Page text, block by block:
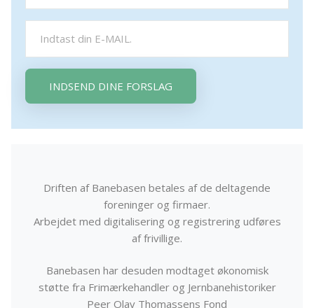
INDSEND DINE FORSLAG
Driften af Banebasen betales af de deltagende
foreninger og firmaer.
Arbejdet med digitalisering og registrering udføres
af frivillige.
Banebasen har desuden modtaget økonomisk
støtte fra Frimærkehandler og Jernbanehistoriker
Peer Olav Thomassens Fond